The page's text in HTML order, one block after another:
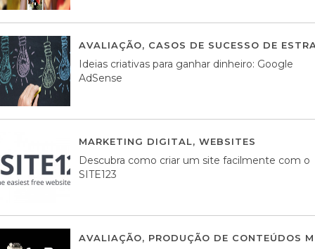
AVALIAÇÃO, CASOS DE SUCESSO DE
Ideias criativas para ganhar dinheiro: Google
AdSense
MARKETING DIGITAL, WEBSITES
Descubra como criar um site facilmente com o
SITE123
AVALIAÇÃO, PRODUÇÃO DE CONTEÚDOS